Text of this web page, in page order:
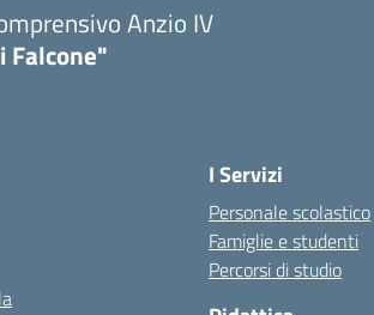
Anzio IV
Falcone"
I Servizi
Personale scolastico
Famiglie e studenti
Percorsi di studio